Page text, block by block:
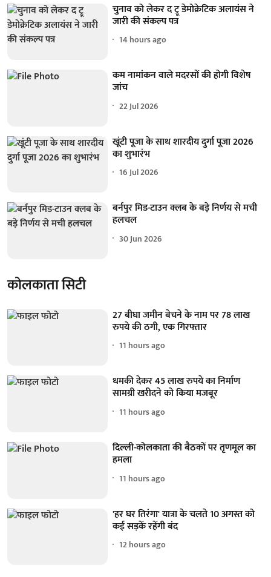
चुनाव को लेकर द ट्रू डेमोक्रेटिक अलायंस ने
जारी की संकल्प पत्र
14 hours ago
कम नामांकन वाले मदरसों की होगी विशेष
जांच
22 Jul 2026
खूंटी पूजा के साथ शारदीय दुर्गा पूजा 2026
का शुभारंभ
16 Jul 2026
बर्नपुर मिड-टाउन क्लब के बड़े निर्णय से मची
हलचल
30 Jun 2026
कोलकाता सिटी
27 बीघा जमीन बेचने के नाम पर 78 लाख
रुपये की ठगी, एक गिरफ्तार
11 hours ago
धमकी देकर 45 लाख रुपये का निर्माण
सामग्री खरीदने को किया मजबूर
11 hours ago
दिल्ली-कोलकाता की बैठकों पर तृणमूल का
हमला
11 hours ago
'हर घर तिरंगा' यात्रा के चलते 10 अगस्त को
कई सड़कें रहेंगी बंद
12 hours ago